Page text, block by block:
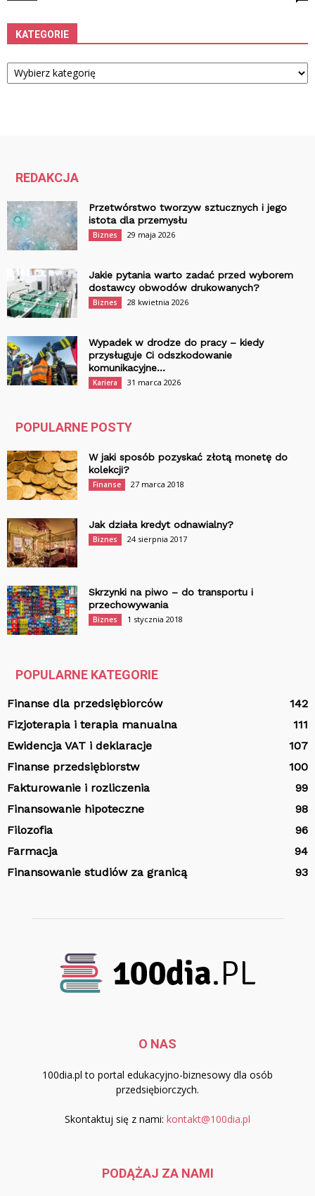
KATEGORIE
Kategorie
REDAKCJA
Przetwórstwo tworzyw sztucznych i jego
istota dla przemysłu
Biznes 29 maja 2026
Jakie pytania warto zadać przed wyborem
dostawcy obwodów drukowanych?
Biznes 28 kwietnia 2026
Wypadek w drodze do pracy – kiedy
przysługuje Ci odszkodowanie
komunikacyjne...
Kariera 31 marca 2026
POPULARNE POSTY
W jaki sposób pozyskać złotą monetę do
kolekcji?
Finanse 27 marca 2018
Jak działa kredyt odnawialny?
Biznes 24 sierpnia 2017
Skrzynki na piwo – do transportu i
przechowywania
Biznes 1 stycznia 2018
POPULARNE KATEGORIE
Finanse dla przedsiębiorców
142
Fizjoterapia i terapia manualna
111
Ewidencja VAT i deklaracje
107
Finanse przedsiębiorstw
100
Fakturowanie i rozliczenia
99
Finansowanie hipoteczne
98
Filozofia
96
Farmacja
94
Finansowanie studiów za granicą
93
O NAS
100dia.pl to portal edukacyjno-biznesowy dla osób
przedsiębiorczych.
Skontaktuj się z nami: kontakt@100dia.pl
PODĄŻAJ ZA NAMI